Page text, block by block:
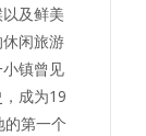
及鲜美
闲旅游
镇曾见
成为19
第一个